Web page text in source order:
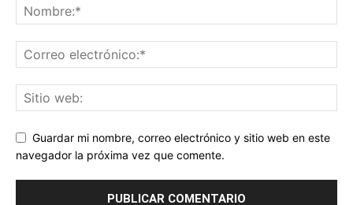
Guardar mi nombre, correo electrónico y sitio web en este
navegador la próxima vez que comente.